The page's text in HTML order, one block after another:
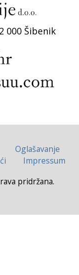
000 Šibenik
Oglašavanje
Impressum
pridržana.